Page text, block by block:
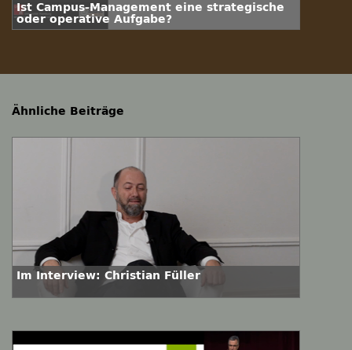
Ist Campus-Management eine strategische
oder operative Aufgabe?
Ähnliche Beiträge
Im Interview: Christian Füller